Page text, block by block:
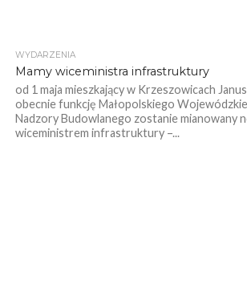
WYDARZENIA
Mamy wiceministra infrastruktury
od 1 maja mieszkający w Krzeszowicach
obecnie funkcję Małopolskiego
Nadzory Budowlanego zostanie mianowany
wiceministrem infrastruktury –...